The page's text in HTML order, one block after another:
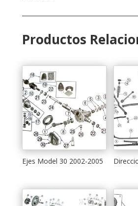
Productos
Ejes Model 30 2002-2005